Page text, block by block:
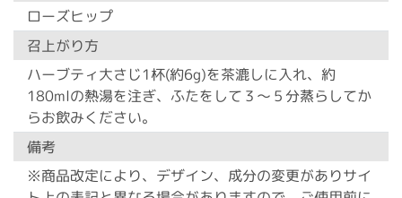
ローズヒップ
召上がり方
ハーブティ大さじ1杯(約6g)を茶漉しに入れ、約
180mlの熱湯を注ぎ、ふたをして３〜５分蒸らしてか
らお飲みください。
備考
※商品改定により、デザイン、成分の変更がありサイ